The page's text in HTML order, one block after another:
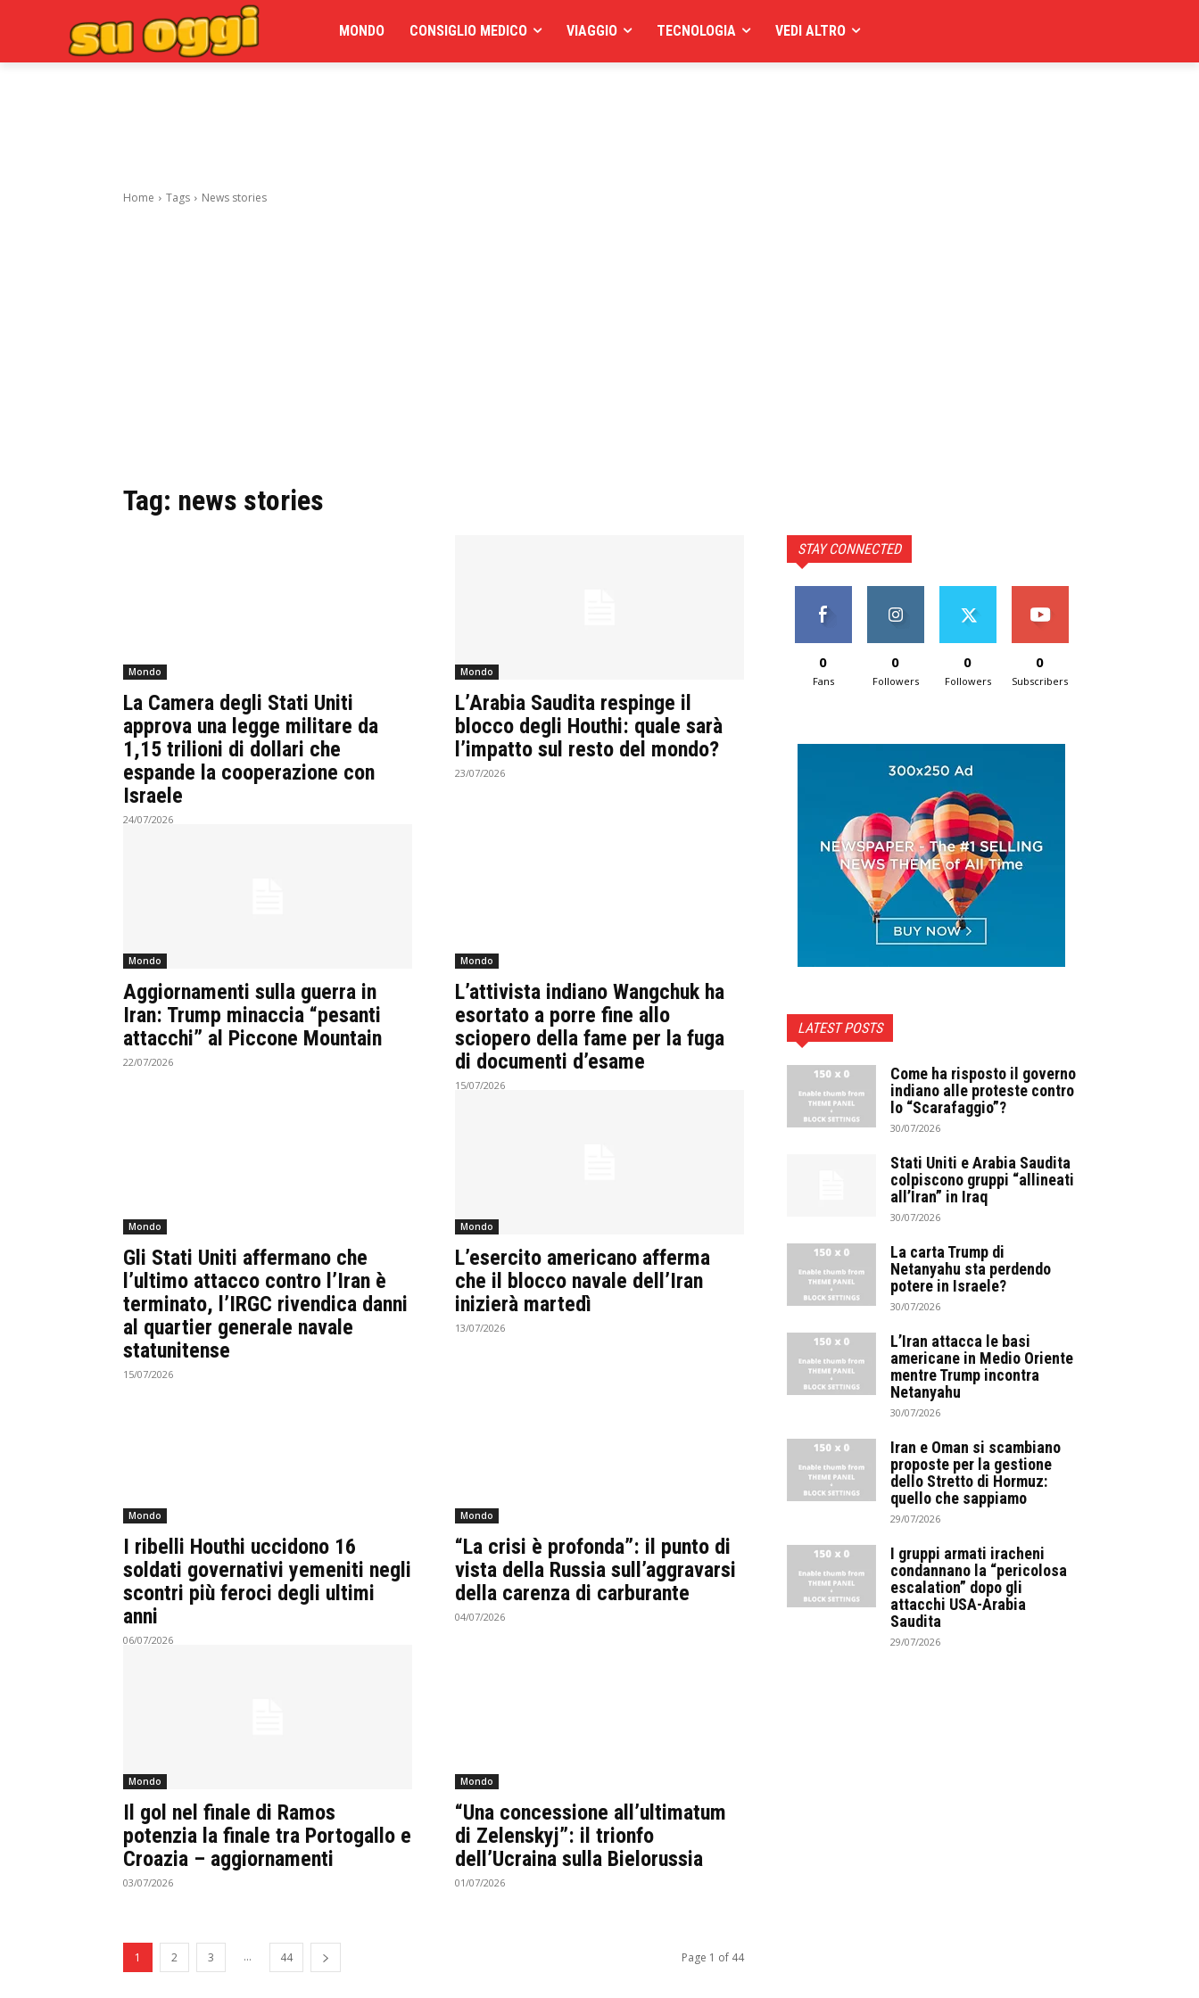
MONDO CONSIGLIO MEDICO VIAGGIO TECNOLOGIA VEDI ALTRO
Home Tags News stories
Tag: news stories
Mondo
La Camera degli Stati Uniti
approva una legge militare da
1,15 trilioni di dollari che
espande la cooperazione con
Israele
24/07/2026
Mondo
L’Arabia Saudita respinge il
blocco degli Houthi: quale sarà
l’impatto sul resto del mondo?
23/07/2026
Mondo
Aggiornamenti sulla guerra in
Iran: Trump minaccia “pesanti
attacchi” al Piccone Mountain
22/07/2026
Mondo
L’attivista indiano Wangchuk ha
esortato a porre fine allo
sciopero della fame per la fuga
di documenti d’esame
15/07/2026
Mondo
Gli Stati Uniti affermano che
l’ultimo attacco contro l’Iran è
terminato, l’IRGC rivendica danni
al quartier generale navale
statunitense
15/07/2026
Mondo
L’esercito americano afferma
che il blocco navale dell’Iran
inizierà martedì
13/07/2026
Mondo
I ribelli Houthi uccidono 16
soldati governativi yemeniti negli
scontri più feroci degli ultimi
anni
06/07/2026
Mondo
“La crisi è profonda”: il punto di
vista della Russia sull’aggravarsi
della carenza di carburante
04/07/2026
Mondo
Il gol nel finale di Ramos
potenzia la finale tra Portogallo e
Croazia – aggiornamenti
03/07/2026
Mondo
“Una concessione all’ultimatum
di Zelenskyj”: il trionfo
dell’Ucraina sulla Bielorussia
01/07/2026
1 2 3 ... 44 Page 1 of 44
STAY CONNECTED
0
Fans
0
Followers
0
Followers
0
Subscribers
LATEST POSTS
Come ha risposto il governo
indiano alle proteste contro
lo “Scarafaggio”?
30/07/2026
Stati Uniti e Arabia Saudita
colpiscono gruppi “allineati
all’Iran” in Iraq
30/07/2026
La carta Trump di
Netanyahu sta perdendo
potere in Israele?
30/07/2026
L’Iran attacca le basi
americane in Medio Oriente
mentre Trump incontra
Netanyahu
30/07/2026
Iran e Oman si scambiano
proposte per la gestione
dello Stretto di Hormuz:
quello che sappiamo
29/07/2026
I gruppi armati iracheni
condannano la “pericolosa
escalation” dopo gli
attacchi USA-Arabia
Saudita
29/07/2026